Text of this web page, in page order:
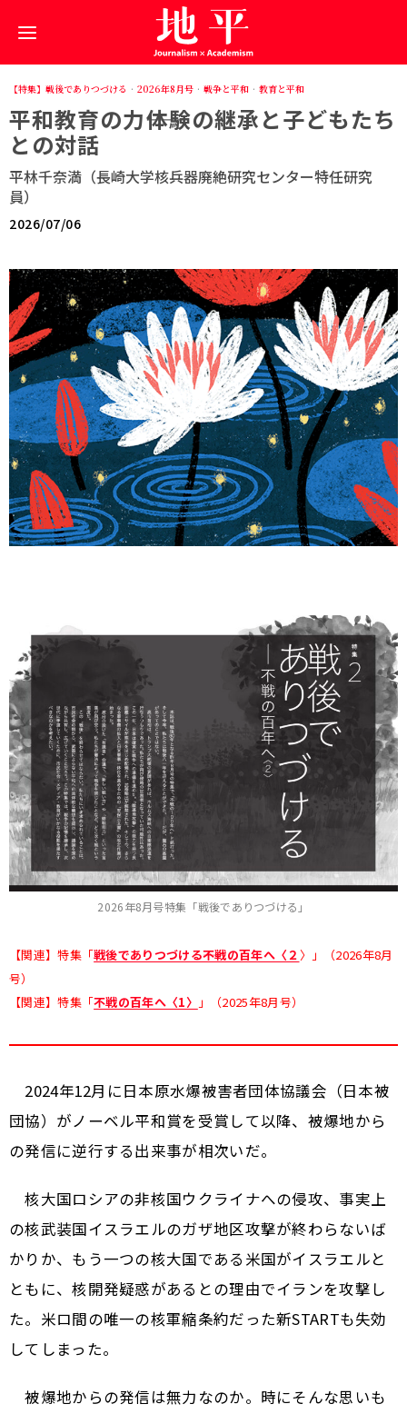
【特集】戦後でありつづける · 2026年8月号 · 戦争と平和 · 教育と平和
平和教育の力――体験の継承と子どもたち
との対話
平林千奈満（長崎大学核兵器廃絶研究センター特任研究
員）
2026/07/06
2026年8月号特集「戦後でありつづける」
【関連】特集「戦後でありつづける――不戦の百年へ〈２〉」（2026年8月
号）
【関連】特集「不戦の百年へ〈1〉 」（2025年8月号）
2024年12月に日本原水爆被害者団体協議会（日本被
団協）がノーベル平和賞を受賞して以降、被爆地から
の発信に逆行する出来事が相次いだ。
核大国ロシアの非核国ウクライナへの侵攻、事実上
の核武装国イスラエルのガザ地区攻撃が終わらないば
かりか、もう一つの核大国である米国がイスラエルと
ともに、核開発疑惑があるとの理由でイランを攻撃し
た。米ロ間の唯一の核軍縮条約だった新STARTも失効
してしまった。
被爆地からの発信は無力なのか。時にそんな思いも